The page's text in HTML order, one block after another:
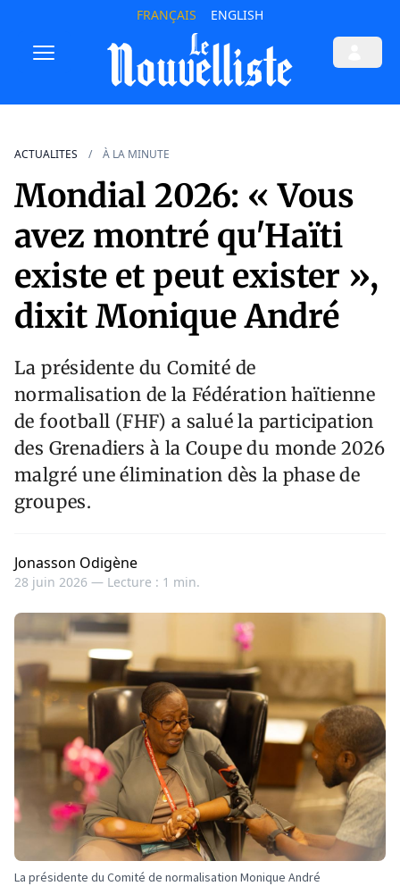
FRANÇAIS ENGLISH
ACTUALITES À LA MINUTE
Mondial 2026: « Vous
avez montré qu'Haïti
existe et peut exister »,
dixit Monique André
La présidente du Comité de
normalisation de la Fédération haïtienne
de football (FHF) a salué la participation
des Grenadiers à la Coupe du monde 2026
malgré une élimination dès la phase de
groupes.
Jonasson Odigène
28 juin 2026 — Lecture : 1 min.
La présidente du Comité de normalisation Monique André